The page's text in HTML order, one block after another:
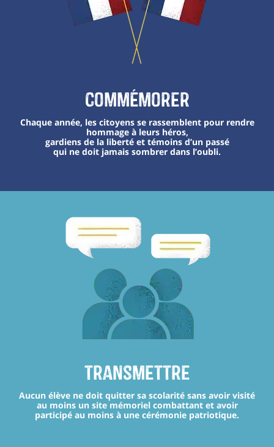
Commémorer
Chaque année, les citoyens se rassemblent pour rendre
hommage à leurs héros,
gardiens de la liberté et témoins d’un passé
qui ne doit jamais sombrer dans l’oubli.
transmettre
Aucun élève ne doit quitter sa scolarité sans avoir visité
au moins un site mémoriel combattant et avoir
participé au moins à une cérémonie patriotique.